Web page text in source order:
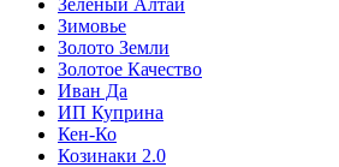
Зеленый Алтай
Зимовье
Золото Земли
Золотое Качество
Иван Да
ИП Куприна
Кен-Ко
Козинаки 2.0